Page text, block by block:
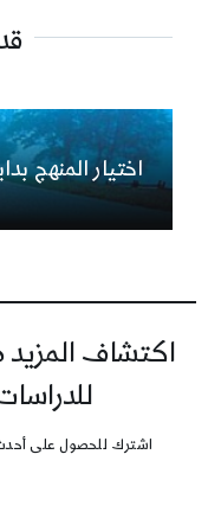
اختيار المنهج
اكتشاف
اشترك للحصول على أحدث